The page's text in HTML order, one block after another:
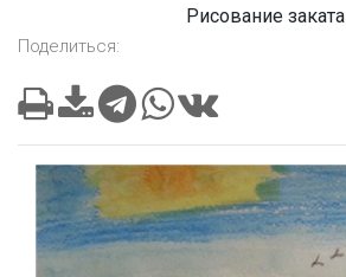
Рисование заката
Поделиться: